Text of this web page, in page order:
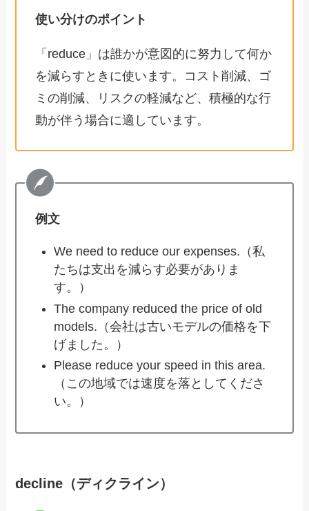
使い分けのポイント
「reduce」は誰かが意図的に努力して何か
を減らすときに使います。コスト削減、ゴ
ミの削減、リスクの軽減など、積極的な行
動が伴う場合に適しています。
例文
We need to reduce our expenses.（私
たちは支出を減らす必要がありま
す。）
The company reduced the price of old
models.（会社は古いモデルの価格を下
げました。）
Please reduce your speed in this area.
（この地域では速度を落としてくださ
い。）
decline（ディクライン）